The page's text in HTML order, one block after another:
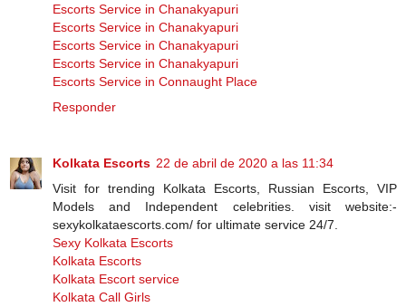
Escorts Service in Chanakyapuri
Escorts Service in Chanakyapuri
Escorts Service in Chanakyapuri
Escorts Service in Chanakyapuri
Escorts Service in Connaught Place
Responder
Kolkata Escorts 22 de abril de 2020 a las 11:34
Visit for trending Kolkata Escorts, Russian Escorts, VIP
Models and Independent celebrities. visit website:-
sexykolkataescorts.com/ for ultimate service 24/7.
Sexy Kolkata Escorts
Kolkata Escorts
Kolkata Escort service
Kolkata Call Girls